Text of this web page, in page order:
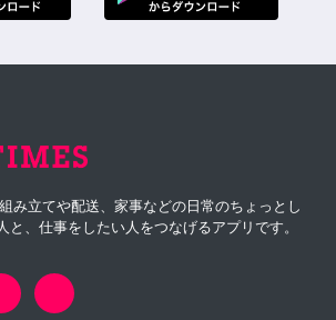
み立てや配送、家事などの日常のちょっとし
と、仕事をしたい人をつなげるアプリです。